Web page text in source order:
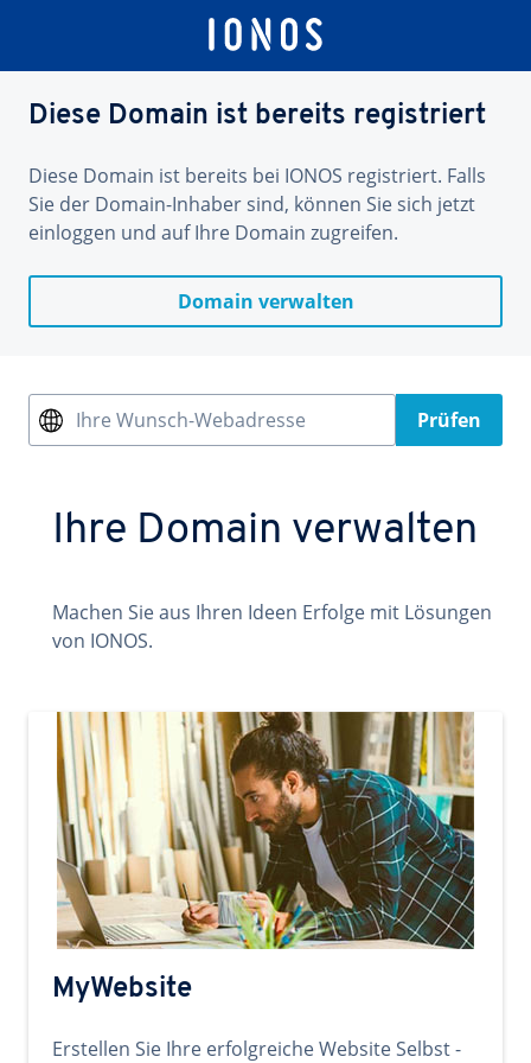
Diese Domain ist bereits registriert
Diese Domain ist bereits bei IONOS registriert. Falls
Sie der Domain-Inhaber sind, können Sie sich jetzt
einloggen und auf Ihre Domain zugreifen.
Domain verwalten
Ihre Wunsch-Webadresse Prüfen
Ihre Domain verwalten
Machen Sie aus Ihren Ideen Erfolge mit Lösungen
von IONOS.
MyWebsite
Erstellen Sie Ihre erfolgreiche Website Selbst -